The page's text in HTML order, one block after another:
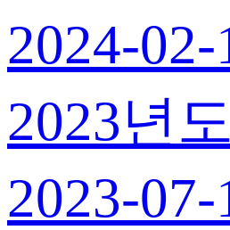
2024-02-
2023년
2023-07-